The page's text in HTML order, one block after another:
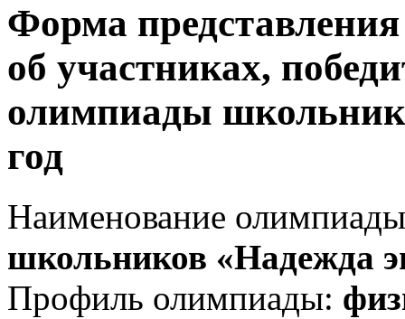
Форма представления
об участниках,
олимпиады
год
Наименование
школьников «Надежда
Профиль олимпиады: